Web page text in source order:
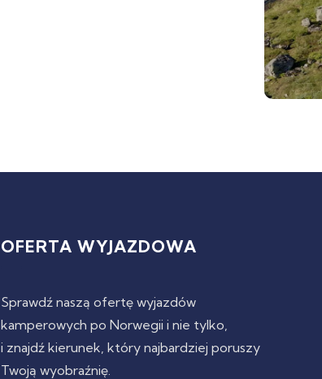
OFERTA WYJAZDOWA
Sprawdź naszą ofertę wyjazdów
kamperowych po Norwegii i nie tylko,
i znajdź kierunek, który najbardziej poruszy
Twoją wyobraźnię.